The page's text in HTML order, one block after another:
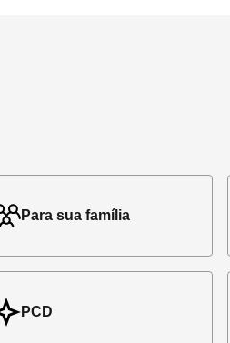
Para sua família
PCD